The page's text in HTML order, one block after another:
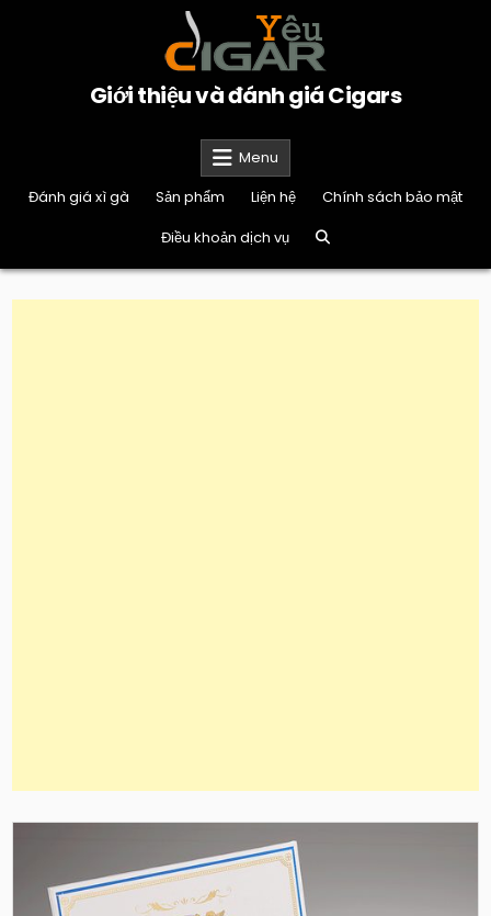
Giới thiệu và đánh giá Cigars
Menu
Đánh giá xì gà
Sản phẩm Liện hệ
Chính sách bảo mật
Điều khoản dịch vụ